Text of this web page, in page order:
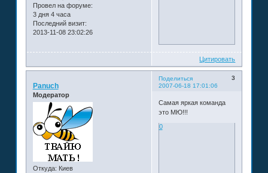
Провел на форуме:
3 дня 4 часа
Последний визит:
2013-11-08 23:02:26
Цитировать
Поделиться
3
2007-06-18 17:01:06
Panuch
Модератор
Откуда: Киев
Самая яркая команда
это МЮ!!!
0